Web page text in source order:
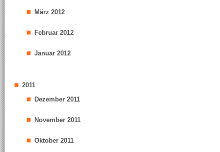
März 2012
Februar 2012
Januar 2012
2011
Dezember 2011
November 2011
Oktober 2011